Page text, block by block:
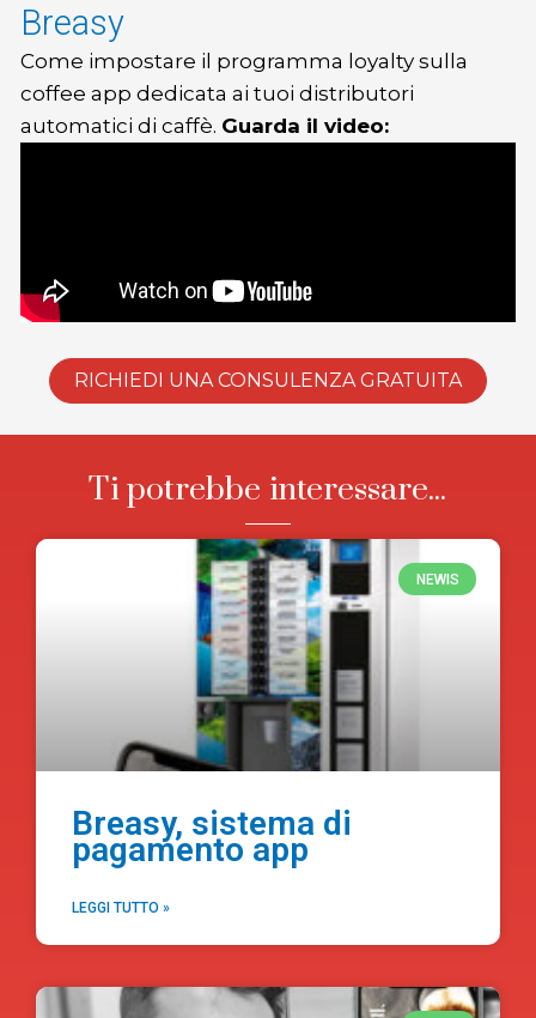
Breasy
Come impostare il programma loyalty sulla
coffee app dedicata ai tuoi distributori
automatici di caffè. Guarda il video:
RICHIEDI UNA CONSULENZA GRATUITA
Ti potrebbe interessare...
NEWIS
Breasy, sistema di
pagamento app
LEGGI TUTTO »